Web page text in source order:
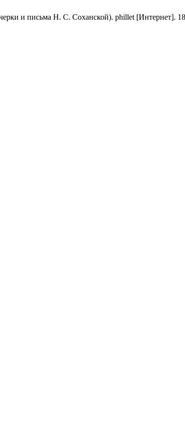
и письма Н. С. Соханской). phillet [Интернет]. 18